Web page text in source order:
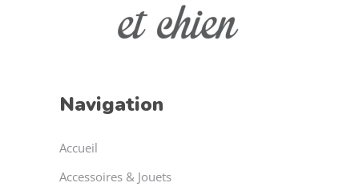
Navigation
Accueil
Accessoires & Jouets